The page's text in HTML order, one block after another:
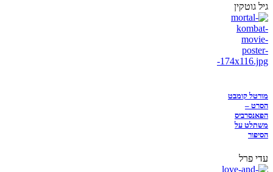
גיל גוטקין
מורטל קומבט
הסרט –
הפאנסרביס
משתלט על
הסיפור
עדי פרל